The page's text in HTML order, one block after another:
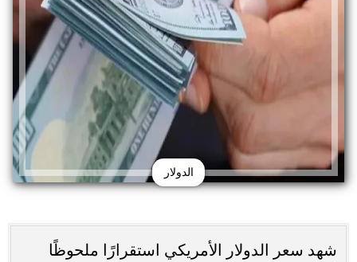
الدولار
شهد سعر الدولار الأمريكي استقرارًا ملحوظًا